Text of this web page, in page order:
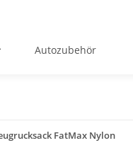
Autozubehör
FatMax Nylon